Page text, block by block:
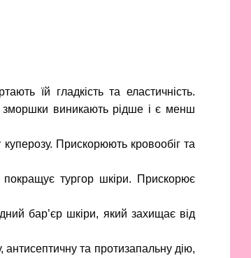
їй гладкість та еластичність.
зморшки виникають рідше і є менш
Прискорюють кровообіг та
тургор шкіри. Прискорює
бар’єр шкіри, який захищає від
антисептичну та протизапальну дію,